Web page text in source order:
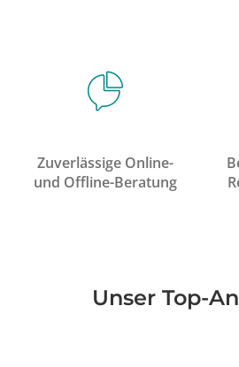
Zuverlässige Online-
und Offline-Beratung
Unser Top-